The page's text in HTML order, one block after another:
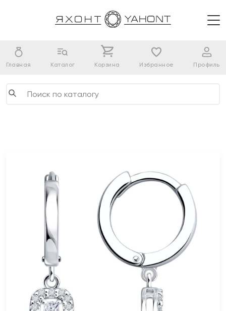
Главная Каталог Корзина Избранное Профиль